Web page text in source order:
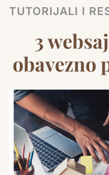
TUTORIJALI I
3
obavezno